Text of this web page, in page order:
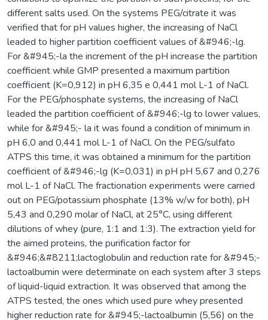
different salts used. On the systems PEG/citrate it was
verified that for pH values higher, the increasing of NaCl
leaded to higher partition coefficient values of &#946;-lg.
For &#945;-la the increment of the pH increase the partition
coefficient while GMP presented a maximum partition
coefficient (K=0,912) in pH 6,35 e 0,441 mol L-1 of NaCl.
For the PEG/phosphate systems, the increasing of NaCl
leaded the partition coefficient of &#946;-lg to lower values,
while for &#945;- la it was found a condition of minimum in
pH 6,0 and 0,441 mol L-1 of NaCl. On the PEG/sulfato
ATPS this time, it was obtained a minimum for the partition
coefficient of &#946;-lg (K=0,031) in pH pH 5,67 and 0,276
mol L-1 of NaCl. The fractionation experiments were carried
out on PEG/potassium phosphate (13% w/w for both), pH
5,43 and 0,290 molar of NaCl, at 25°C, using different
dilutions of whey (pure, 1:1 and 1:3). The extraction yield for
the aimed proteins, the purification factor for
&#946;&#8211;lactoglobulin and reduction rate for &#945;-
lactoalbumin were determinate on each system after 3 steps
of liquid-liquid extraction. It was observed that among the
ATPS tested, the ones which used pure whey presented
higher reduction rate for &#945;-lactoalbumin (5,56) on the